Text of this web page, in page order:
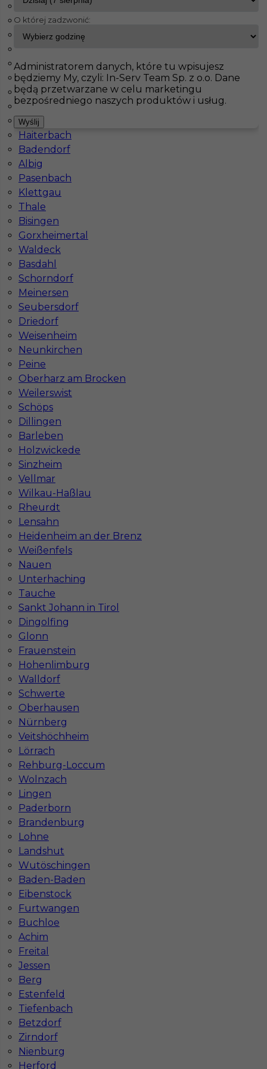
InServ Oferty pracy
Pokaż filtr
Wachtberg
Fürstenfeldbruck
Bad Schmiedeberg
Leinefelde Worbis
Ecklak
Brieselang
Langerringen
Maintal
Haiterbach
Badendorf
Albig
Pasenbach
Klettgau
Thale
Bisingen
Gorxheimertal
Waldeck
Basdahl
Schorndorf
Meinersen
Seubersdorf
Driedorf
Weisenheim
Neunkirchen
Peine
Oberharz am Brocken
Weilerswist
Schöps
Dillingen
Barleben
Holzwickede
Sinzheim
Vellmar
Wilkau-Haßlau
Rheurdt
Lensahn
Heidenheim an der Brenz
Weißenfels
Nauen
Unterhaching
Tauche
Sankt Johann in Tirol
Dingolfing
Glonn
Frauenstein
Hohenlimburg
Walldorf
Schwerte
Oberhausen
Nürnberg
Veitshöchheim
Lörrach
Rehburg-Loccum
Wolnzach
Lingen
Paderborn
Brandenburg
Lohne
Landshut
Wutöschingen
Baden-Baden
Eibenstock
Furtwangen
Buchloe
Achim
Freital
Jessen
Berg
Estenfeld
Tiefenbach
Betzdorf
Zirndorf
Nienburg
Herford
Praca w Niemczech - regipsiarz (m/k)
Kategoria
Lokalizacja Niemcy
Wymagane języki
Stawka 17 - 18 € / h
Monter płyt G/K - praca za granicą bez języka
Kategoria Prace wykończeniowe
Lokalizacja Niemcy
Wymagane języki
Stawka 17 - 19 € / h
Pomocnik budowlany - praca w Niemczech
Kategoria Pracownicy fizyczni
Lokalizacja Niemcy
Wymagane języki
Stawka 16 - 18 € / h
Malarz / szpachlarz - praca w Niemczech
Kategoria Prace wykończeniowe
Lokalizacja
Wymagane języki
Stawka
1
Znaleziono 4 wyników
O której zadzwonić:
Administratorem danych, które tu wpisujesz
będziemy My, czyli: In-Serv Team Sp. z o.o. Dane
będą przetwarzane w celu marketingu
bezpośredniego naszych produktów i usług.
Wyślij